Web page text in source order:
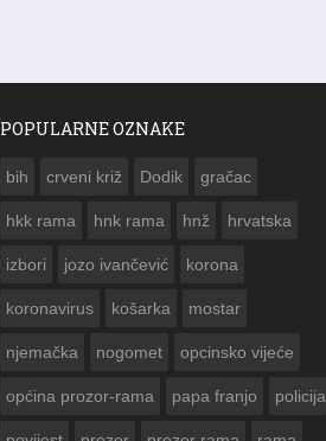
POPULARNE OZNAKE
bih crveni križ Dodik gračac
hkk rama hnk rama hnž hrvatska
izbori jozo ivančević korona
koronavirus košarka mostar
njemačka nogomet opcinsko vijeće
općina prozor-rama papa franjo policija